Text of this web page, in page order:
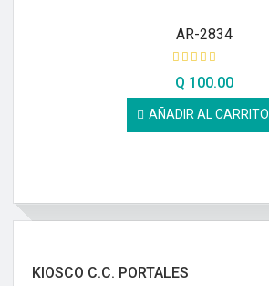
AR-2834
Q 100.00
AÑADIR AL CARRITO
KIOSCO C.C. PORTALES